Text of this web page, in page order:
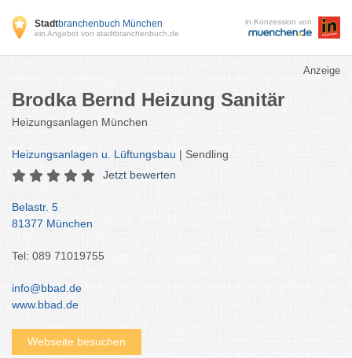
Stadtbranchenbuch München
ein Angebot von stadtbranchenbuch.de
in Konzession von
Anzeige
Brodka Bernd Heizung Sanitär
Heizungsanlagen München
Heizungsanlagen u. Lüftungsbau | Sendling
Jetzt bewerten
Belastr. 5
81377 München
Tel: 089 71019755
info@bbad.de
www.bbad.de
Webseite besuchen